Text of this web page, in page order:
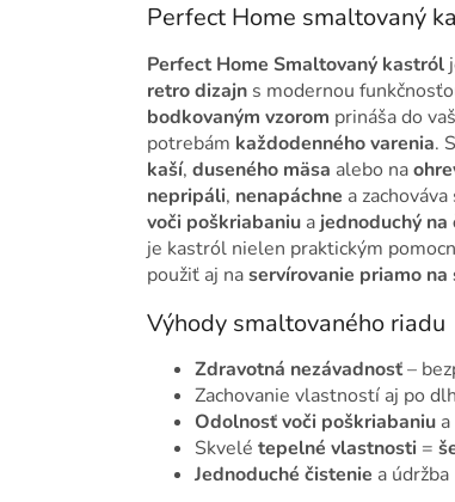
Perfect Home smaltovaný
Perfect Home Smaltovaný kastról
retro dizajn s modernou
bodkovaným vzorom prináša do
potrebám každodenného varenia.
kaší, duseného mäsa alebo na
nepripáli, nenapáchne a
voči poškriabaniu a jednoduchý na
je kastról nielen praktickým
použiť aj naservírovanie priamo na
Výhody smaltovaného riadu
Zdravotná nezávadnosť–
Zachovanie vlastností aj po
Odolnosť voči poškriabaniu a
Skvelé tepelné vlastnosti =
Jednoduché čistenie a údržba